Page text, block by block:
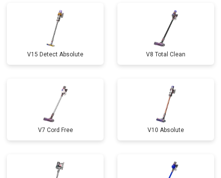
V15 Detect Absolute V8 Total Clean
V7 Cord Free V10 Absolute